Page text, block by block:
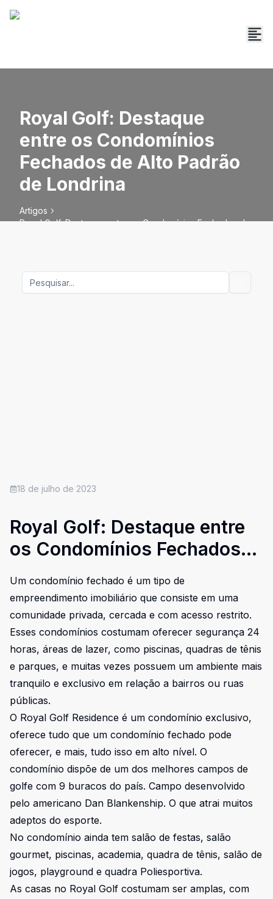
Royal Golf: Destaque
entre os Condomínios
Fechados de Alto Padrão
de Londrina
Artigos
Royal Golf: Destaque entre os Condomínios Fechados de
18 de julho de 2023
Royal Golf: Destaque entre
os Condomínios Fechados
de Alto Padrão de Londrina
Um condomínio fechado é um tipo de
empreendimento imobiliário que consiste em uma
comunidade privada, cercada e com acesso restrito.
Esses condomínios costumam oferecer segurança 24
horas, áreas de lazer, como piscinas, quadras de tênis
e parques, e muitas vezes possuem um ambiente mais
tranquilo e exclusivo em relação a bairros ou ruas
públicas.
O Royal Golf Residence é um condomínio exclusivo,
oferece tudo que um condomínio fechado pode
oferecer, e mais, tudo isso em alto nível. O
condomínio dispõe de um dos melhores campos de
golfe com 9 buracos do país. Campo desenvolvido
pelo americano Dan Blankenship. O que atrai muitos
adeptos do esporte.
No condomínio ainda tem salão de festas, salão
gourmet, piscinas, academia, quadra de tênis, salão de
jogos, playground e quadra Poliesportiva.
As casas no Royal Golf costumam ser amplas, com